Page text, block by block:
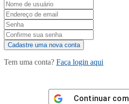
Tem uma conta? Faça login aqui
Continuar com